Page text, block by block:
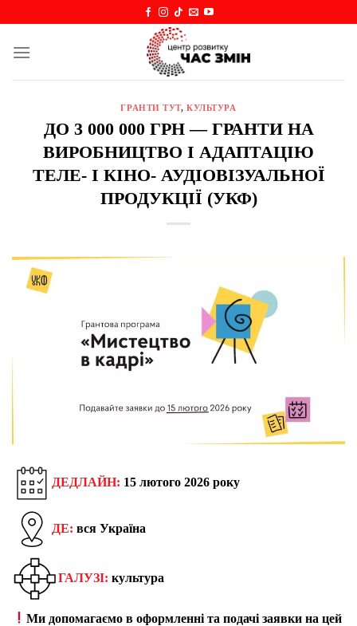
content
ГРАНТИ ТУТ,КУЛЬТУРА
ДО 3 000 000 ГРН — ГРАНТИ НА
ВИРОБНИЦТВО І АДАПТАЦІЮ
ТЕЛЕ- І КІНО- АУДІОВІЗУАЛЬНОЇ
ПРОДУКЦІЇ (УКФ)
ДЕДЛАЙН: 15 лютого 2026 року
ДЕ: вся Україна
ГАЛУЗІ: культура
Ми допомагаємо в оформленні та подачі заявки на цей